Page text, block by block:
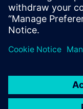
상황 인식 및 대응력
공유